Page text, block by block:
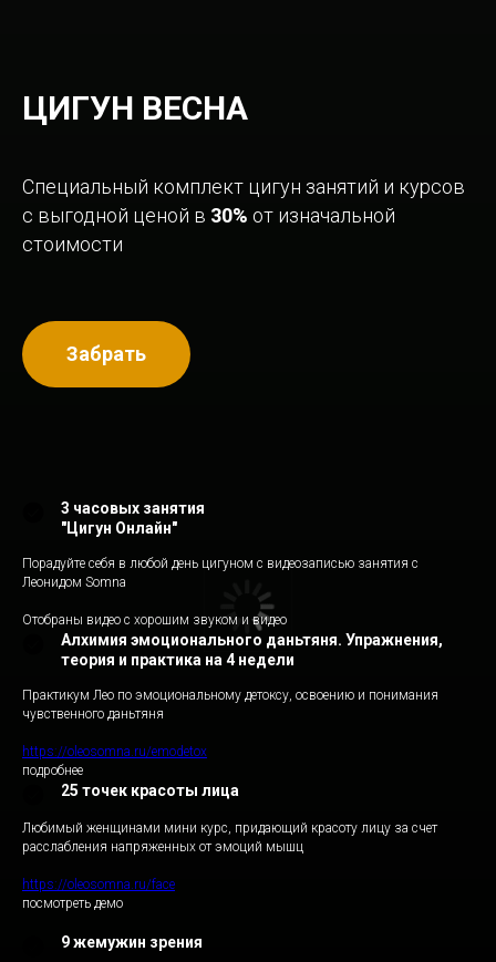
ЦИГУН ВЕСНА
Специальный комплект цигун занятий и курсов
с выгодной ценой в 30% от изначальной
стоимости
Забрать
3 часовых занятия
"Цигун Онлайн"
Порадуйте себя в любой день цигуном с видеозаписью занятия с
Леонидом Somna
Отобраны видео с хорошим звуком и видео
Алхимия эмоционального даньтяня. Упражнения,
теория и практика на 4 недели
Практикум Лео по эмоциональному детоксу, освоению и понимания
чувственного даньтяня
https://oleosomna.ru/emodetox
подробнее
25 точек красоты лица
Любимый женщинами мини курс, придающий красоту лицу за счет
расслабления напряженных от эмоций мышц
https://oleosomna.ru/face
посмотреть демо
9 жемужин зрения